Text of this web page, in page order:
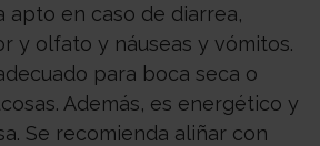
apto en caso de diarrea,
y olfato y náuseas y vómitos.
para boca seca o
Además, es energético y
Se recomienda aliñar con